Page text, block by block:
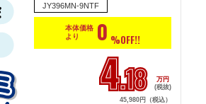
JY396MN-9NTF
本体価格
より
0 %OFF!!
4.18
万円
(税抜)
45,980円（税込）